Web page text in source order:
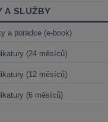
A SLUŽBY
a poradce (e-book)
(24 měsíců)
(12 měsíců)
(6 měsíců)